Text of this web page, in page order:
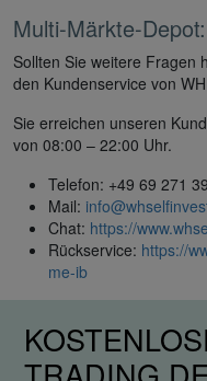
Multi-Märkte-
Sollten Sie weitere Fragen
den Kundenservice von
Sie erreichen unseren
von 08:00 – 22:00 Uhr.
Telefon: +49 69 271
Mail:
Chat: https://
Rückservice: https://
me-ib